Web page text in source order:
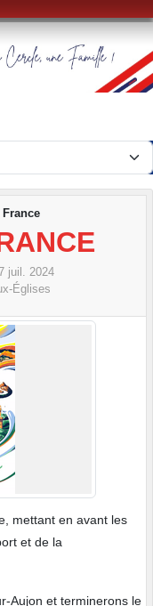
juil. 2024
Églises
mettant en avant les
et de la
Aujon et terminerons le